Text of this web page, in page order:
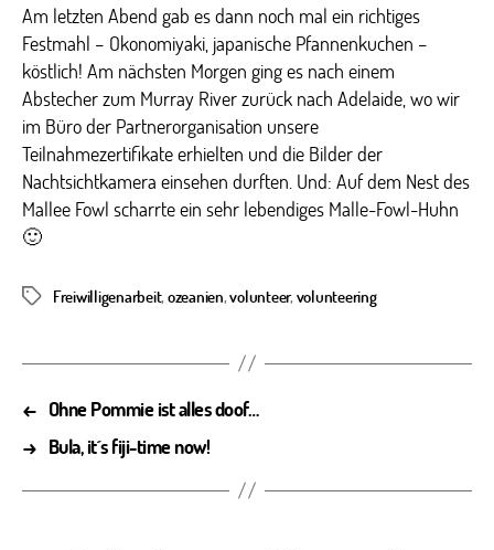
Am letzten Abend gab es dann noch mal ein richtiges
Festmahl – Okonomiyaki, japanische Pfannenkuchen –
köstlich! Am nächsten Morgen ging es nach einem
Abstecher zum Murray River zurück nach Adelaide, wo wir
im Büro der Partnerorganisation unsere
Teilnahmezertifikate erhielten und die Bilder der
Nachtsichtkamera einsehen durften. Und: Auf dem Nest des
Mallee Fowl scharrte ein sehr lebendiges Malle-Fowl-Huhn
🙂
Schlagwörter
Freiwilligenarbeit, ozeanien,volunteer, volunteering
← Ohne Pommie ist alles doof…
→ Bula, it´s fiji-time now!